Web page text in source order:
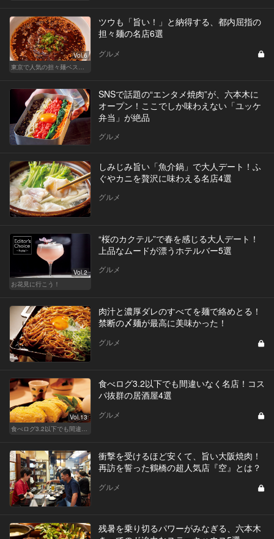
Vol.6
東京で人気の担々麺ベストセレクション！
ツウも「旨い！」と納得する、都内屈指の
担々麺の名店6選
グルメ
SNSで話題の“エンタメ焼肉”が、六本木に
オープン！ここでしか味わえない「ユッケ
弁当」が絶品
グルメ
しみじみ旨い「魚介鍋」で大人デート！ふ
ぐやカニを贅沢に味わえる名店4選
グルメ
Vol.2
お花見に行こう！
“桜のカクテル”で春を感じる大人デート！
上品なムードが漂うホテルバー5選
グルメ
肉汁と濃厚ダレのすべてを麺で絡めとる！
禁断の〆麺が最高に美味かった！
グルメ
Vol.13
食べログ3.2以下でも間違いなく名店！
食べログ3.2以下でも間違いなく名店！コス
パ抜群の居酒屋4選
グルメ
衝撃を受けるほど安くて、旨い大阪焼肉！
再訪を誓った鶴橋の超人気店『空』とは？
グルメ
残暑を乗り切るパワーがみなぎる、六本木